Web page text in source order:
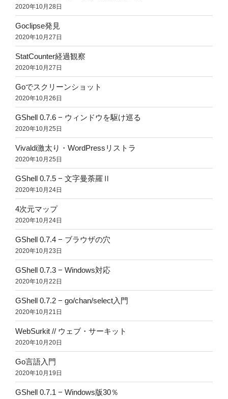
2020年10月28日
Goclipse発見
2020年10月27日
StatCounter経過観察
2020年10月27日
Goでスクリーンショット
2020年10月26日
GShell 0.7.6 − ウィンドウを駆け巡る
2020年10月25日
Vivaldi激太り・WordPressリストラ
2020年10月25日
GShell 0.7.5 − 文字曼荼羅Ⅱ
2020年10月24日
4次元マップ
2020年10月24日
GShell 0.7.4 − ブラウザの穴
2020年10月23日
GShell 0.7.3 − Windows対応
2020年10月22日
GShell 0.7.2 − go/chan/select入門
2020年10月21日
WebSurkit // ウェブ・サーキット
2020年10月20日
Go言語入門
2020年10月19日
GShell 0.7.1 − Windows版30％